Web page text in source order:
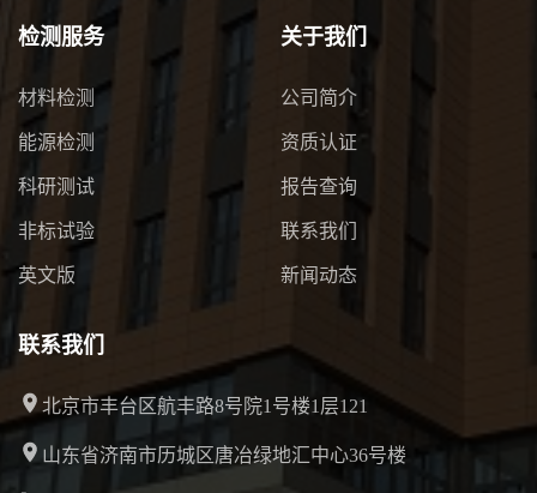
检测服务
材料检测
能源检测
科研测试
非标试验
英文版
关于我们
公司简介
资质认证
报告查询
联系我们
新闻动态
联系我们
北京市丰台区航丰路8号院1号楼1层121
山东省济南市历城区唐冶绿地汇中心36号楼